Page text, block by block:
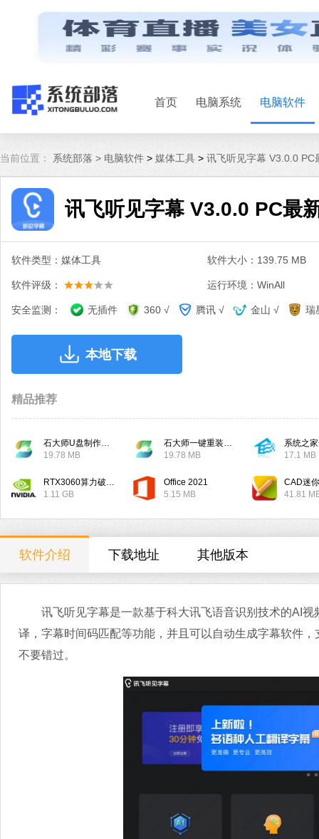
首页 电脑系统 电脑软件
当前位置： 系统部落 > 电脑软件 > 媒体工具 > 讯飞听见字幕 V3.0.0 PC
讯飞听见字幕 V3.0.0 PC最
软件类型：媒体工具 软件大小：139.75 MB
软件评级： 运行环境：WinAll
安全监测： 无插件 360 √ 腾讯 √ 金山 √ 瑞
本地下载
精品推荐
19.78 MB
19.78 MB
系统之
17.1 MB
1.11 GB
Office 2021
5.15 MB
CAD迷
41.81
软件介绍 下载地址 其他版本
讯飞听见字幕是一款基于科大讯飞语音识别技术的AI视
译，字幕时间码匹配等功能，并且可以自动生成字幕软件
不要错过。